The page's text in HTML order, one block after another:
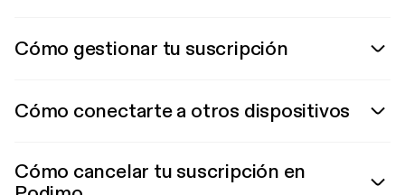
Cómo gestionar tu suscripción
Cómo conectarte a otros dispositivos
Cómo cancelar tu suscripción en